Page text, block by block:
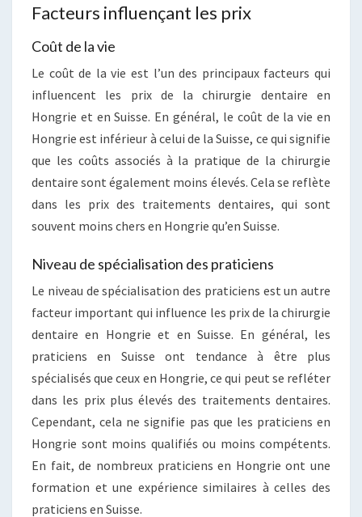
Facteurs influençant les prix
Coût de la vie
Le coût de la vie est l’un des principaux facteurs qui
influencent les prix de la chirurgie dentaire en
Hongrie et en Suisse. En général, le coût de la vie en
Hongrie est inférieur à celui de la Suisse, ce qui signifie
que les coûts associés à la pratique de la chirurgie
dentaire sont également moins élevés. Cela se reflète
dans les prix des traitements dentaires, qui sont
souvent moins chers en Hongrie qu’en Suisse.
Niveau de spécialisation des praticiens
Le niveau de spécialisation des praticiens est un autre
facteur important qui influence les prix de la chirurgie
dentaire en Hongrie et en Suisse. En général, les
praticiens en Suisse ont tendance à être plus
spécialisés que ceux en Hongrie, ce qui peut se refléter
dans les prix plus élevés des traitements dentaires.
Cependant, cela ne signifie pas que les praticiens en
Hongrie sont moins qualifiés ou moins compétents.
En fait, de nombreux praticiens en Hongrie ont une
formation et une expérience similaires à celles des
praticiens en Suisse.